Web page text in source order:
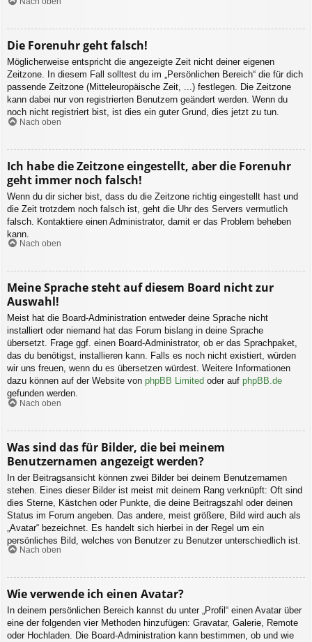
Die Forenuhr geht falsch!
Möglicherweise entspricht die angezeigte Zeit nicht deiner eigenen
Zeitzone. In diesem Fall solltest du im „Persönlichen Bereich“ die für dich
passende Zeitzone (Mitteleuropäische Zeit, ...) festlegen. Die Zeitzone
kann dabei nur von registrierten Benutzern geändert werden. Wenn du
noch nicht registriert bist, ist dies ein guter Grund, dies jetzt zu tun.
Nach oben
Ich habe die Zeitzone eingestellt, aber die Forenuhr
geht immer noch falsch!
Wenn du dir sicher bist, dass du die Zeitzone richtig eingestellt hast und
die Zeit trotzdem noch falsch ist, geht die Uhr des Servers vermutlich
falsch. Kontaktiere einen Administrator, damit er das Problem beheben
kann.
Nach oben
Meine Sprache steht auf diesem Board nicht zur
Auswahl!
Meist hat die Board-Administration entweder deine Sprache nicht
installiert oder niemand hat das Forum bislang in deine Sprache
übersetzt. Frage ggf. einen Board-Administrator, ob er das Sprachpaket,
das du benötigst, installieren kann. Falls es noch nicht existiert, würden
wir uns freuen, wenn du es übersetzen würdest. Weitere Informationen
dazu können auf der Website von phpBB Limited oder auf phpBB.de
gefunden werden.
Nach oben
Was sind das für Bilder, die bei meinem
Benutzernamen angezeigt werden?
In der Beitragsansicht können zwei Bilder bei deinem Benutzernamen
stehen. Eines dieser Bilder ist meist mit deinem Rang verknüpft: Oft sind
dies Sterne, Kästchen oder Punkte, die deine Beitragszahl oder deinen
Status im Forum angeben. Das andere, meist größere, Bild wird auch als
„Avatar“ bezeichnet. Es handelt sich hierbei in der Regel um ein
persönliches Bild, welches von Benutzer zu Benutzer unterschiedlich ist.
Nach oben
Wie verwende ich einen Avatar?
In deinem persönlichen Bereich kannst du unter „Profil“ einen Avatar über
eine der folgenden vier Methoden hinzufügen: Gravatar, Galerie, Remote
oder Hochladen. Die Board-Administration kann bestimmen, ob und wie